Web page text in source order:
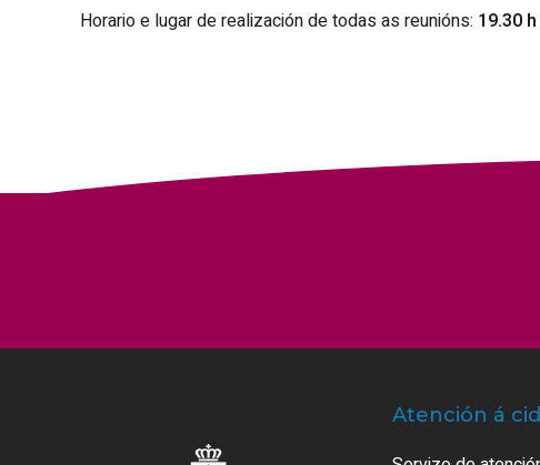
Horario e lugar de realización de todas as reunións: 19.30
Atención á